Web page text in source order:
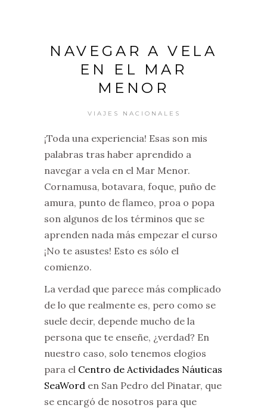
NAVEGAR A VELA
EN EL MAR
MENOR
VIAJES NACIONALES
¡Toda una experiencia! Esas son mis
palabras tras haber aprendido a
navegar a vela en el Mar Menor.
Cornamusa, botavara, foque, puño de
amura, punto de flameo, proa o popa
son algunos de los términos que se
aprenden nada más empezar el curso
¡No te asustes! Esto es sólo el
comienzo.
La verdad que parece más complicado
de lo que realmente es, pero como se
suele decir, depende mucho de la
persona que te enseñe, ¿verdad? En
nuestro caso, solo tenemos elogios
para el Centro de Actividades Náuticas
SeaWord en San Pedro del Pinatar, que
se encargó de nosotros para que